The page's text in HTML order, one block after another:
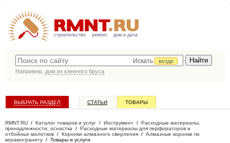
строительство ремонт дом и дача
Искать
везде
Например, дом из клееного бруса
ВЫБРАТЬ РАЗДЕЛ СТАТЬИ ТОВАРЫ
RMNT.RU / Каталог товаров и услуг / Инструмент / Расходные материалы,
принадлежности, оснастка / Расходные материалы для перфораторов и
отбойных молотков / Коронки алмазного сверления / Алмазные коронки по
керамограниту / Товары и услуги